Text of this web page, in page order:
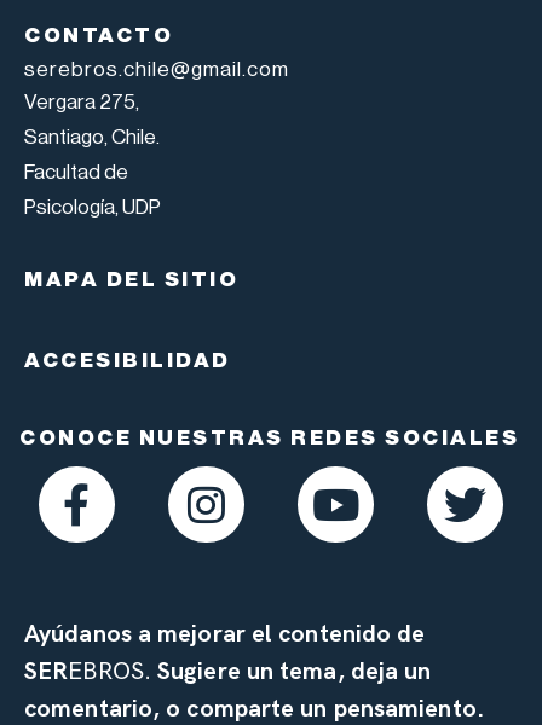
CONTACTO
serebros.chile@gmail.com
Vergara 275,
Santiago, Chile.
Facultad de
Psicología, UDP
MAPA DEL SITIO
ACCESIBILIDAD
CONOCE NUESTRAS REDES SOCIALES
Ayúdanos a mejorar el contenido de
SEREBROS.Sugiere un tema, deja un
comentario, o comparte un pensamiento.